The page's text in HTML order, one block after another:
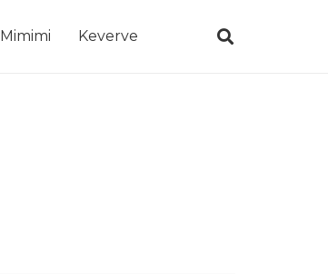
Mimimi Keverve